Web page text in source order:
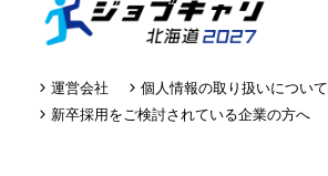
運営会社 個人情報の取り扱いについて
新卒採用をご検討されている企業の方へ